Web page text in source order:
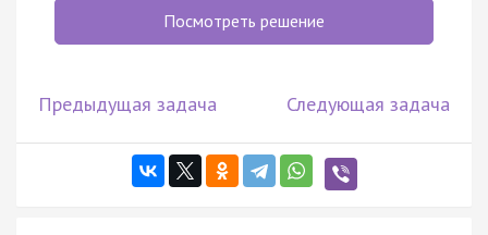
Посмотреть решение
Предыдущая задача Следующая задача